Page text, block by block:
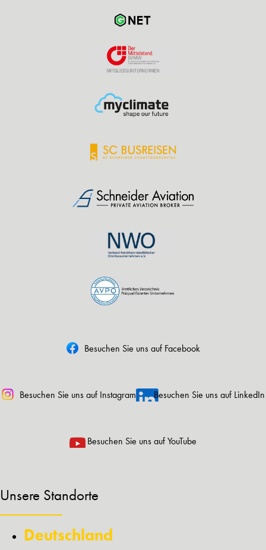
Besuchen Sie uns auf Facebook
Besuchen Sie uns auf Instagram Besuchen Sie uns auf LinkedIn
Besuchen Sie uns auf YouTube
Unsere Standorte
Deutschland